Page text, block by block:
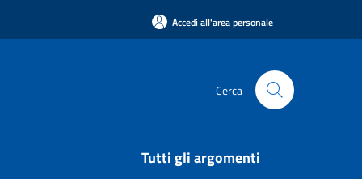
Accedi all'area personale
Cerca
Tutti gli argomenti